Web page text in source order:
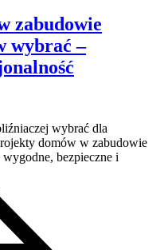
zabudowie
wybrać –
wybrać dla
domów w zabudowie
bezpieczne i